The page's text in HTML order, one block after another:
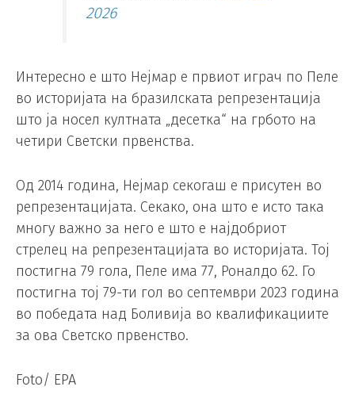
2026
Интересно е што Нејмар е првиот играч по Пеле
во историјата на бразилската репрезентација
што ја носел култната „десетка“ на грбото на
четири Светски првенства.
Од 2014 година, Нејмар секогаш е присутен во
репрезентацијата. Секако, она што е исто така
многу важно за него е што е најдобриот
стрелец на репрезентацијата во историјата. Тој
постигна 79 гола, Пеле има 77, Роналдо 62. Го
постигна тој 79-ти гол во септември 2023 година
во победата над Боливија во квалификациите
за ова Светско првенство.
Foto/ EPA